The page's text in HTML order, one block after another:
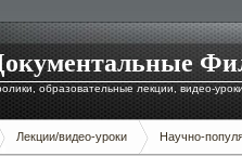
образовательные лекции, видео-
Лекции/видео-уроки Научно-